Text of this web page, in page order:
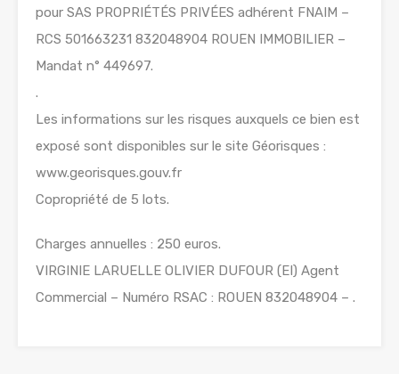
pour SAS PROPRIÉTÉS PRIVÉES adhérent FNAIM –
RCS 501663231 832048904 ROUEN IMMOBILIER –
Mandat n° 449697.
.
Les informations sur les risques auxquels ce bien est
exposé sont disponibles sur le site Géorisques :
www.georisques.gouv.fr
Copropriété de 5 lots.
Charges annuelles : 250 euros.
VIRGINIE LARUELLE OLIVIER DUFOUR (EI) Agent
Commercial – Numéro RSAC : ROUEN 832048904 – .